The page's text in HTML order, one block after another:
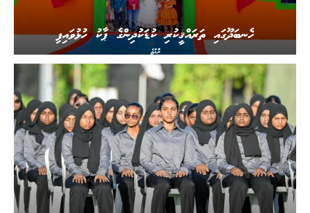
ރާއްޖެ
ހެނބަދޫގައި ތަރައްޤީކުރި ކުޑަކުދިންގެ ޕާކު ހުޅުވައިފި